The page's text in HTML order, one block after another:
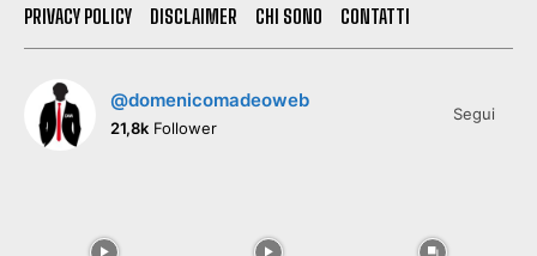
PRIVACY POLICY DISCLAIMER CHI SONO CONTATTI
@domenicomadeoweb
21,8k Follower
Segui